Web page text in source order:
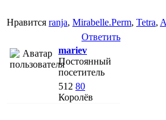
Нравится ranja, Mirabelle.Perm, Tetra,
Ответить
mariev
Постоянный
посетитель
512 80
Королёв